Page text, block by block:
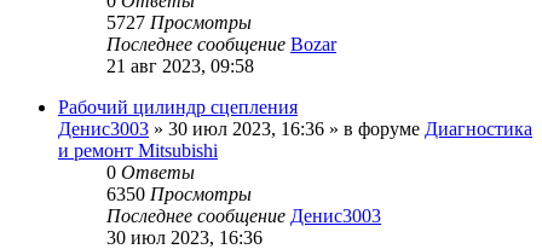
5727 Просмотры
Последнее сообщение Bozar
21 авг 2023, 09:58
Рабочий цилиндр сцепления
Денис3003 » 30 июл 2023, 16:36 » в форуме Диагностика
и ремонт Mitsubishi
0 Ответы
6350 Просмотры
Последнее сообщение Денис3003
30 июл 2023, 16:36